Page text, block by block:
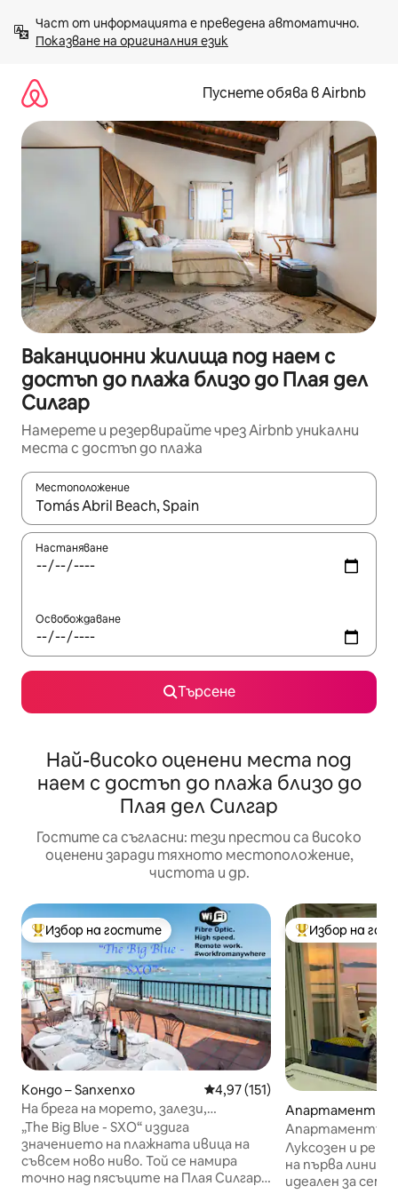
към
съдържанието
Показване на оригиналния език
Пуснете обява в Airbnb
Ваканционни жилища под наем с
достъп до плажа близо до Плая дел
Силгар
Намерете и резервирайте чрез Airbnb уникални
места с достъп до плажа
Местоположение
Когато резултатите се покажат, използвайте
Настаняване
Освобождаване
Търсене
Най-високо оценени места под
наем с достъп до плажа близо до
Плая дел Силгар
Гостите са съгласни: тези престои са високо
оценени заради тяхното местоположение,
чистота и др.
Най-популярен избор на гостите
Избор на гостите
Кондо – Sanxenxo Средна оценка: 4,97 от 5,
4,97 (151)
На брега на морето, залези,
невероятни гледки и декорирани
„The Big Blue - SXO“ издига
значението на плажната ивица на
съвсем ново ниво. Той се намира
точно над пясъците на Плая Силгар –
Най-популярен
Избор на
Апартамент –
Апартаментът
Луксозен и
на първа линия
идеален за